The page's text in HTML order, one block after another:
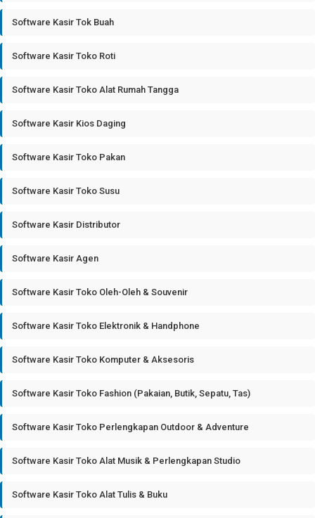
Software Kasir Tok Buah
Software Kasir Toko Roti
Software Kasir Toko Alat Rumah Tangga
Software Kasir Kios Daging
Software Kasir Toko Pakan
Software Kasir Toko Susu
Software Kasir Distributor
Software Kasir Agen
Software Kasir Toko Oleh-Oleh & Souvenir
Software Kasir Toko Elektronik & Handphone
Software Kasir Toko Komputer & Aksesoris
Software Kasir Toko Fashion (Pakaian, Butik, Sepatu, Tas)
Software Kasir Toko Perlengkapan Outdoor & Adventure
Software Kasir Toko Alat Musik & Perlengkapan Studio
Software Kasir Toko Alat Tulis & Buku